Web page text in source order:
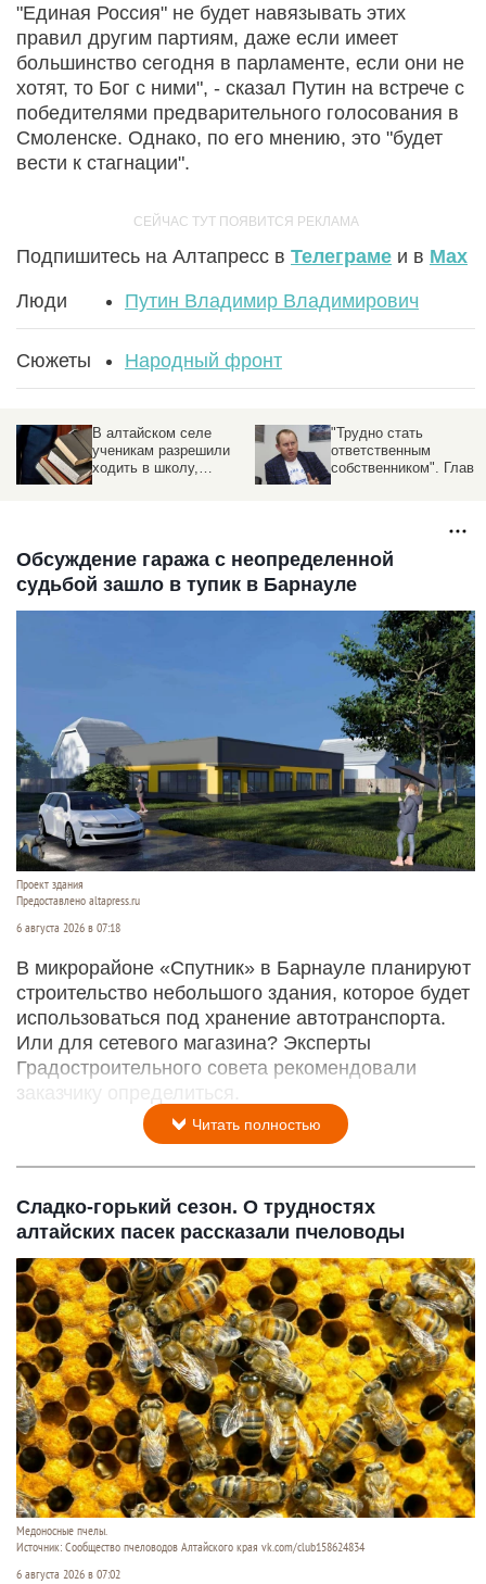
"Единая Россия" не будет навязывать этих
правил другим партиям, даже если имеет
большинство сегодня в парламенте, если они не
хотят, то Бог с ними", - сказал Путин на встрече с
победителями предварительного голосования в
Смоленске. Однако, по его мнению, это "будет
вести к стагнации".
Подпишитесь на Алтапресс в Телеграме и в Max
Люди Путин Владимир Владимирович
Сюжеты Народный фронт
В алтайском селе
ученикам разрешили
ходить в школу,
"Трудно стать
ответственным
собственником". Глава
Алтайском крае
Обсуждение гаража с неопределенной
судьбой зашло в тупик в Барнауле
Проект здания
Предоставлено altapress.ru
6 августа 2026 в 07:18
В микрорайоне «Спутник» в Барнауле планируют
строительство небольшого здания, которое будет
использоваться под хранение автотранспорта.
Или для сетевого магазина? Эксперты
Градостроительного совета рекомендовали
заказчику определиться.
Читать полностью
Сладко-горький сезон. О трудностях
алтайских пасек рассказали пчеловоды
Медоносные пчелы.
Источник: Сообщество пчеловодов Алтайского края vk.com/club158624834
6 августа 2026 в 07:02